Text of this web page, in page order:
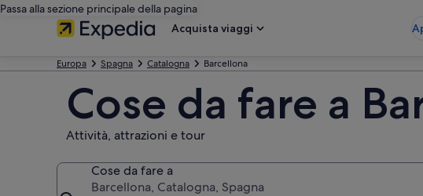
Passa alla sezione principale della pagina
Acquista viaggi
Europa Spagna Catalogna Barcellona
Cose da fare a
Attività, attrazioni e tour
Cose da fare a
Barcellona, Catalogna, Spagna